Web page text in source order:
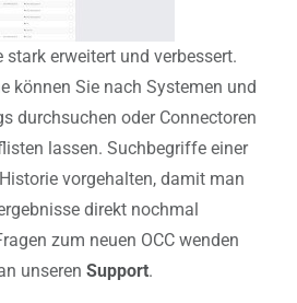
stark erweitert und verbessert.
können Sie nach Systemen und
durchsuchen oder Connectoren
lassen. Suchbegriffe einer
vorgehalten, damit man
direkt nochmal
zum neuen OCC wenden
unseren Support.